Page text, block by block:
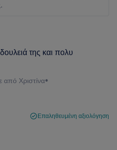
της και πολυ
Χριστίνα•
Επαληθευμένη αξιολόγηση